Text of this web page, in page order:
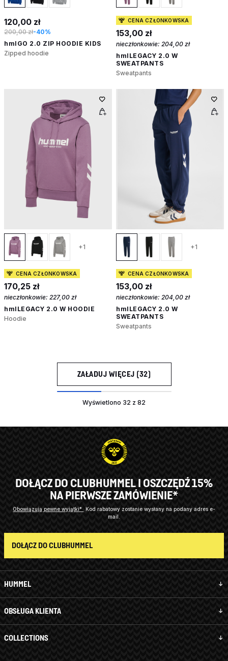
120,00 zł
200,00 zł-40%
hmlGO 2.0 ZIP HOODIE KIDS
Zipped hoodie
CENA CZŁONKOWSKA
153,00 zł
nieczłonkowie: 204,00 zł
hmlLEGACY 2.0 W
SWEATPANTS
Sweatpants
+1
CENA CZŁONKOWSKA
170,25 zł
nieczłonkowie: 227,00 zł
hmlLEGACY 2.0 W HOODIE
Hoodie
+1
CENA CZŁONKOWSKA
153,00 zł
nieczłonkowie: 204,00 zł
hmlLEGACY 2.0 W
SWEATPANTS
Sweatpants
ZAŁADUJ WIĘCEJ (32)
Wyświetlono 32 z 82
HUMMEL
OBSŁUGA KLIENTA
COLLECTIONS
DOŁĄCZ DO CLUBHUMMEL I OSZCZĘDŹ 15%
NA PIERWSZE ZAMÓWIENIE*
Obowiązują pewne wyjątki* Kod rabatowy zostanie wysłany na podany adres e-
mail.
DOŁĄCZ DO CLUBHUMMEL